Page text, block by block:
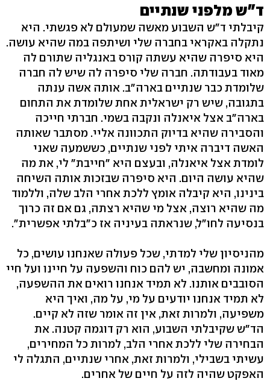
ד"ש מלפני שנתיים
קיבלתי ד"ש השבוע מאשה שמעולם לא פגשתי. היא
נתקלה באקראי בחברה שלי ושיתפה במה שהיא עושה.
היא סיפרה שהיא עשתה קורס באנגליה שתורם לה
מאוד בעבודתה. חברה שלי סיפרה לה שיש לה חברה
שלומדת כבר שנתיים בארה"ב. אותה אשה ענתה
בתגובה, שיש רק ישראלית אחת שלומדת את התחום
בארה"ב אצל איאנלה ונקבה בשמי. חברתי חייכה
והסבירה שהיא בדיוק התכוונה אליי. מסתבר שאותה
האשה דיברה איתי לפני שנתיים, כששמעה שאני
לומדת אצל איאנלה, ובעצם היא "חייבת" לי, את מה
שהיא עושה היום. היא סיפרה שבזכות אותה השיחה
בינינו, היא קיבלה אומץ ללכת אחרי הלב שלה, וללמוד
מה שהיא רוצה, אצל מי שהיא רצתה, גם אם זה כרוך
בנסיעה לחו"ל, שנראתה בעיניה אז כ"בלתי אפשרית".
מהניסיון שלי למדתי, שכל פעולה שאנחנו עושים, כל
אמונה ומחשבה, יש להם כוח והשפעה על חיינו ועל חיי
הסובבים אותנו. לא תמיד אנחנו רואים את ההשפעה,
לא תמיד אנחנו יודעים על מי, על מה, ואיך היא
משפיעה, ולמרות זאת, אין זה אומר שזה לא קיים.
הד"ש שקיבלתי השבוע, הוא רק דוגמה קטנה. את
הבחירה שלי ללכת אחרי הלב, למרות כל המחירים,
עשיתי בשבילי, ולמרות זאת, אחרי שנתיים, התגלה לי
האפקט שהיה לזה על חיים של אחרים.